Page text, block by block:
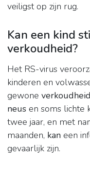
veiligst op zijn rug.
Kan een kind
verkoudheid?
Het RS-virus
kinderen en
gewone verkoudheid
neus en soms lichte
twee jaar, en met
maanden, kan een
gevaarlijk zijn.